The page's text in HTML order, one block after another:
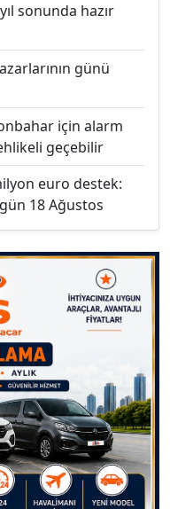
sonunda hazır
günü
için alarm
geçebilir
euro destek:
18 Ağustos